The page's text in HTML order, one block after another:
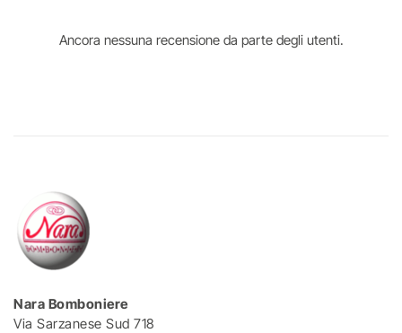
Ancora nessuna recensione da parte degli utenti.
Nara Bomboniere
Via Sarzanese Sud 718